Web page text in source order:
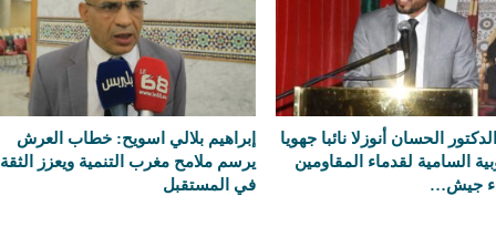
الحسان أنوزلا نائبا جهويا
السامية لقدماء المقاومين
جيش…
إبراهيم بلالي اسويح: خطاب العرش
يرسم ملامح مغرب التنمية ويعزز الثقة
في المستقبل